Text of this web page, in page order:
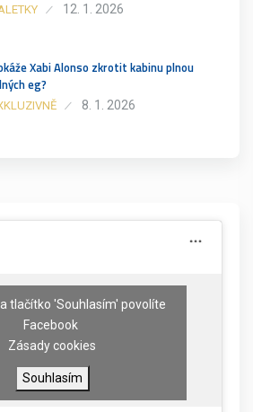
12. 1. 2026
Xabi Alonso zkrotit kabinu plnou
eg?
8. 1. 2026
tlačítko 'Souhlasím' povolíte
Facebook
Zásady cookies
Souhlasím